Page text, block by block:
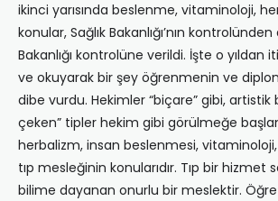
ikinci yarısında beslenme, vitaminoloji,
konular, Sağlık Bakanlığı’nın kontrolünden
Bakanlığı kontrolüne verildi. İşte o yıldan
ve okuyarak bir şey öğrenmenin ve
dibe vurdu. Hekimler “biçare” gibi, artistik
çeken” tipler hekim gibi görülmeğe
herbalizm, insan beslenmesi,
tıp mesleğinin konularıdır. Tıp bir hizmet
bilime dayanan onurlu bir meslektir.